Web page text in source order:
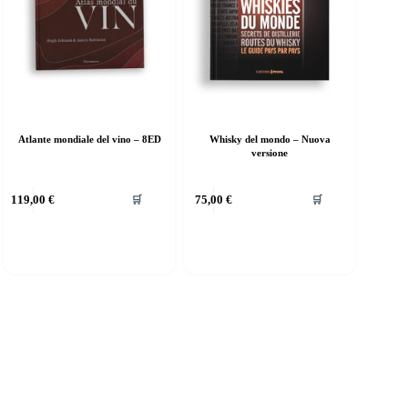
Atlante mondiale del vino – 8ED
119,00€ 🛒
Whisky del mondo – Nuova
versione
75,00 € 🛒